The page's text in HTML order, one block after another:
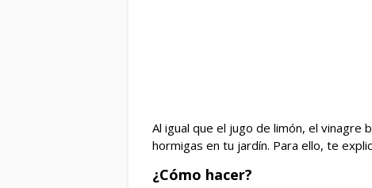
Al igual que el jugo de limón, el vinagre
hormigas en tu jardín. Para ello, te
¿Cómo hacer?